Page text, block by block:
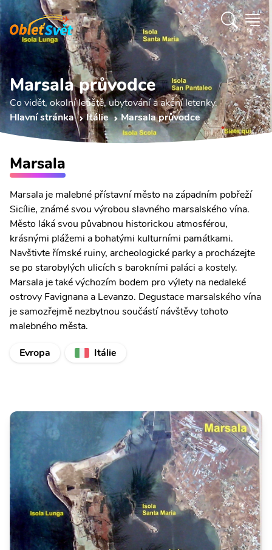
Marsala průvodce
Co vidět, okolní letiště, ubytování a akční letenky.
Hlavní stránka
Itálie Marsala průvodce
Marsala
Marsala je malebné přístavní město na západním pobřeží
Sicílie, známé svou výrobou slavného marsalského vína.
Město láká svou půvabnou historickou atmosférou,
krásnými plážemi a bohatými kulturními památkami.
Navštivte římské ruiny, archeologické parky a procházejte
se po starobylých ulicích s barokními paláci a kostely.
Marsala je také výchozím bodem pro výlety na nedaleké
ostrovy Favignana a Levanzo. Degustace marsalského vína
je samozřejmě nezbytnou součástí návštěvy tohoto
malebného města.
Evropa
Itálie